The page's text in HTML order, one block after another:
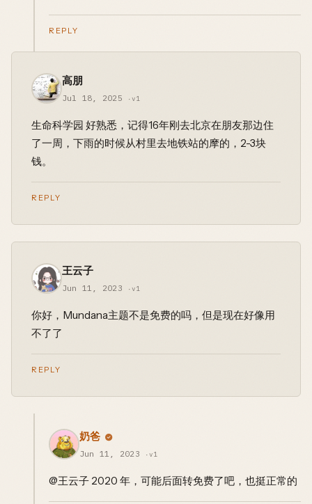
REPLY
高朋
Jul 18, 2025 ·v1
生命科学园 好熟悉，记得16年刚去北京在朋友那边住
了一周，下雨的时候从村里去地铁站的摩的，2-3块
钱。
REPLY
王云子
Jun 11, 2023 ·v1
你好，Mundana主题不是免费的吗，但是现在好像用
不了了
REPLY
奶爸
Jun 11, 2023 ·v1
@王云子 2020 年，可能后面转免费了吧，也挺正常的